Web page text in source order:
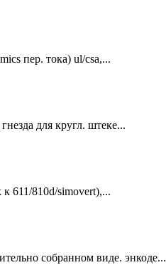
пер. тока) ul/csa,...
для кругл. штеке...
611/810d/simovert),...
собранном виде. энкоде...